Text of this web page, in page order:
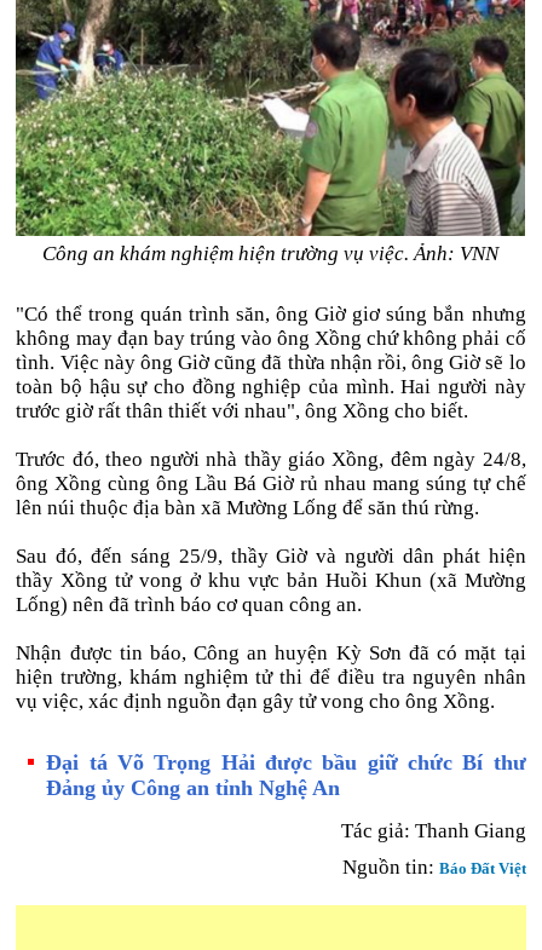
Công an khám nghiệm hiện trường vụ việc. Ảnh: VNN
"Có thể trong quán trình săn, ông Giờ giơ súng bắn nhưng
không may đạn bay trúng vào ông Xồng chứ không phải cố
tình. Việc này ông Giờ cũng đã thừa nhận rồi, ông Giờ sẽ lo
toàn bộ hậu sự cho đồng nghiệp của mình. Hai người này
trước giờ rất thân thiết với nhau", ông Xồng cho biết.
Trước đó, theo người nhà thầy giáo Xồng, đêm ngày 24/8,
ông Xồng cùng ông Lầu Bá Giờ rủ nhau mang súng tự chế
lên núi thuộc địa bàn xã Mường Lống để săn thú rừng.
Sau đó, đến sáng 25/9, thầy Giờ và người dân phát hiện
thầy Xồng tử vong ở khu vực bản Huồi Khun (xã Mường
Lống) nên đã trình báo cơ quan công an.
Nhận được tin báo, Công an huyện Kỳ Sơn đã có mặt tại
hiện trường, khám nghiệm tử thi để điều tra nguyên nhân
vụ việc, xác định nguồn đạn gây tử vong cho ông Xồng.
Đại tá Võ Trọng Hải được bầu giữ chức Bí thư
Đảng ủy Công an tỉnh Nghệ An
Tác giả: Thanh Giang
Nguồn tin: Báo Đất Việt